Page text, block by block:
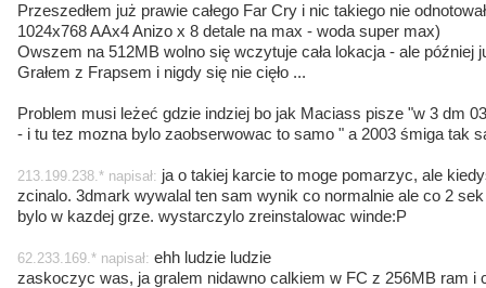
Przeszedłem już prawie całego Far Cry i nic takiego nie
1024x768 AAx4 Anizo x 8 detale na max - woda super max)
Owszem na 512MB wolno się wczytuje cała lokacja - ale później
Grałem z Frapsem i nigdy się nie cięło ...
Problem musi leżeć gdzie indziej bo jak Maciass pisze "w 3 dm
- i tu tez mozna bylo zaobserwowac to samo " a 2003 śmiga tak
213.199.238.* napisał: ja o takiej karcie to moge pomarzyc, ale
zcinalo. 3dmark wywalal ten sam wynik co normalnie ale co 2
bylo w kazdej grze. wystarczylo zreinstalowac winde:P
62.233.169.* napisał: ehh ludzie ludzie
zaskoczyc was, ja gralem nidawno calkiem w FC z 256MB ram i